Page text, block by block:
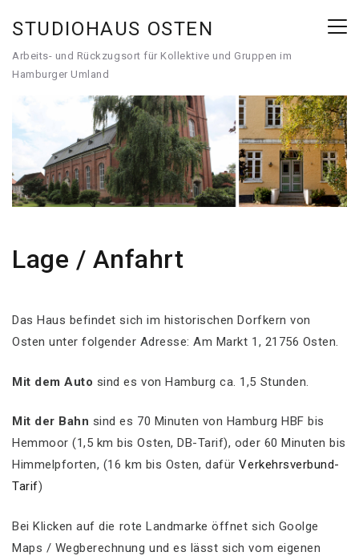
STUDIOHAUS OSTEN
Arbeits- und Rückzugsort für Kollektive und Gruppen im
Hamburger Umland
Lage / Anfahrt
Das Haus befindet sich im historischen Dorfkern von
Osten unter folgender Adresse: Am Markt 1, 21756 Osten.
Mit dem Auto sind es von Hamburg ca. 1,5 Stunden.
Mit der Bahn sind es 70 Minuten von Hamburg HBF bis
Hemmoor (1,5 km bis Osten, DB-Tarif), oder 60 Minuten bis
Himmelpforten, (16 km bis Osten, dafürVerkehrsverbund-
Tarif)
Bei Klicken auf die rote Landmarke öffnet sich Goolge
Maps / Wegberechnung und es lässt sich vom eigenen